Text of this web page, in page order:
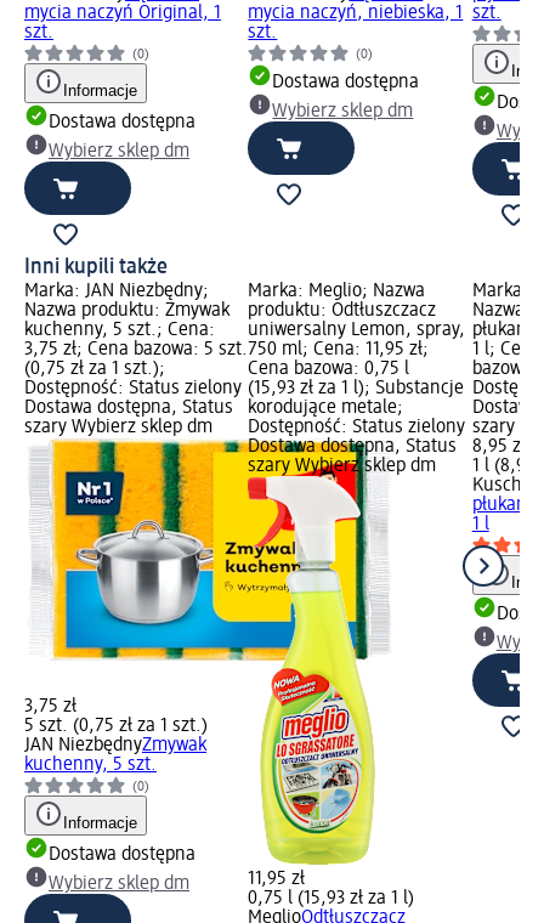
mycia naczyń Original, 1
szt.
(0)
Informacje
Dostawa dostępna
Wybierz sklep dm
mycia naczyń, niebieska, 1
szt.
(0)
Dostawa dostępna
Wybierz sklep dm
szt.
Inni kupili także
Marka: JAN Niezbędny;
Nazwa produktu: Zmywak
kuchenny, 5 szt.; Cena:
3,75 zł; Cena bazowa: 5 szt.
(0,75 zł za 1 szt.);
Dostępność: Status zielony
Dostawa dostępna, Status
szary Wybierz sklep dm
3,75 zł
5 szt. (0,75 zł za 1 szt.)
JAN NiezbędnyZmywak
kuchenny, 5 szt.
(0)
Informacje
Dostawa dostępna
Wybierz sklep dm
Marka: Meglio; Nazwa
produktu: Odtłuszczacz
uniwersalny Lemon, spray,
750 ml; Cena: 11,95 zł;
Cena bazowa: 0,75 l
(15,93 zł za 1 l); Substancje
korodujące metale;
Dostępność: Status zielony
Dostawa dostępna, Status
szary Wybierz sklep dm
11,95 zł
0,75 l (15,93 zł za 1 l)
MeglioOdtłuszczacz
Marka:
Nazwa
1 l;
bazowa:
szary
8,95 zł
1 l (8,95
1 l